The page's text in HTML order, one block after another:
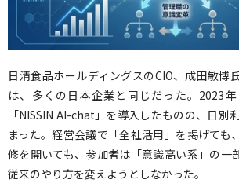
日清食品ホールディングスのCIO、成田敏博
は、多くの日本企業と同じだった。2023
「NISSIN AI-chat」を導入したものの、日別
まった。経営会議で「全社活用」を掲げても
修を開いても、参加者は「意識高い系」の一
従来のやり方を変えようとしなかった。